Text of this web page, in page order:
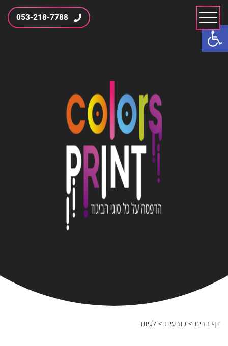
פתח סרגל נגישות
053-218-7788
דף הבית > כובעים > לגיונר